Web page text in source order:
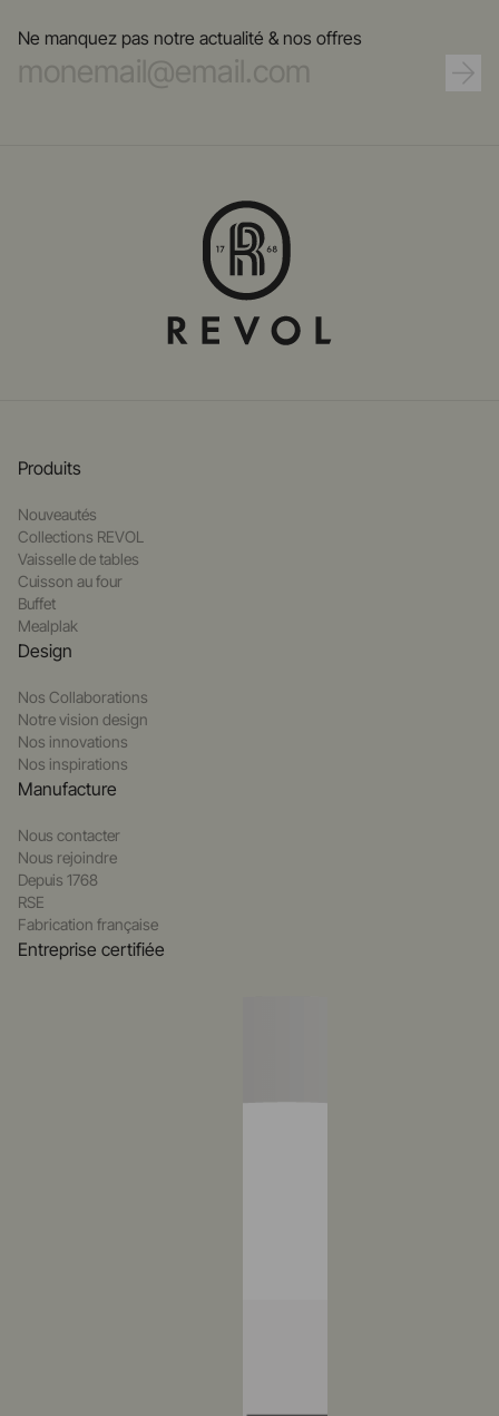
Ne manquez pas notre actualité & nos offres
Produits
Nouveautés
Collections REVOL
Vaisselle de tables
Cuisson au four
Buffet
Mealplak
Design
Nos Collaborations
Notre vision design
Nos innovations
Nos inspirations
Manufacture
Nous contacter
Nous rejoindre
Depuis 1768
RSE
Fabrication française
Entreprise certifiée